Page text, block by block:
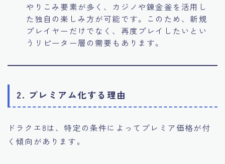
やりこみ要素が多く、カジノや錬金釜を活用し
た独自の楽しみ方が可能です。このため、新規
プレイヤーだけでなく、再度プレイしたいとい
うリピーター層の需要もあります。
2. プレミアム化する理由
ドラクエ8は、特定の条件によってプレミア価格が付
く傾向があります。